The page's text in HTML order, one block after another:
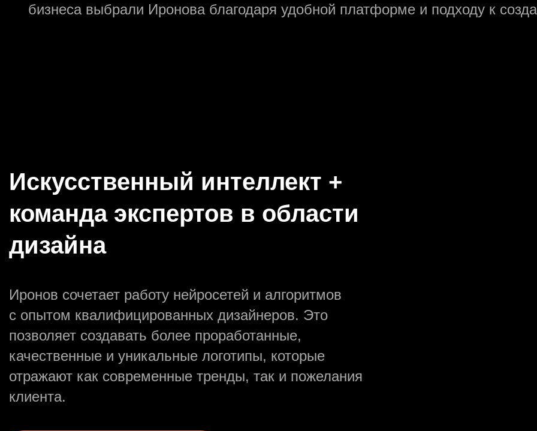
бизнеса выбрали Иронова благодаря удобной платформе и подходу к
Искусственный интеллект +
команда экспертов в области
дизайна
Иронов сочетает работу нейросетей и алгоритмов
с опытом квалифицированных дизайнеров. Это
позволяет создавать более проработанные,
качественные и уникальные логотипы, которые
отражают как современные тренды, так и пожелания
клиента.